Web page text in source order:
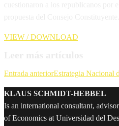
VIEW / DOWNLOAD
Entrada anteriorEstrategia Nacional
KLAUS SCHMIDT-HEBBEL
Is an international consultant,
of Economics at Universidad del